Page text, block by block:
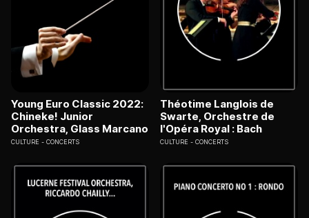
Young Euro Classic 2022:
Chineke! Junior
Orchestra, Glass Marcano
CULTURE CONCERTS
Théotime Langlois de
Swarte, Orchestre de
l'Opéra Royal : Bach
CULTURE CONCERTS